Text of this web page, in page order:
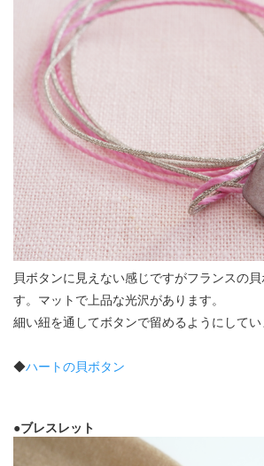
貝ボタンに見えない感じですがフランスの
す。マットで上品な光沢があります。
細い紐を通してボタンで留めるようにしてい
◆ハートの貝ボタン
●ブレスレット